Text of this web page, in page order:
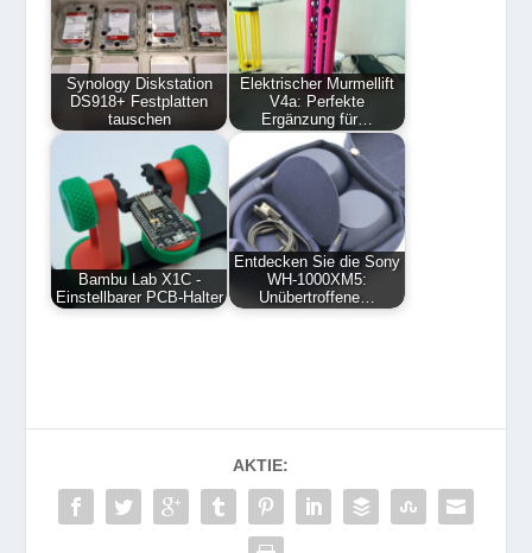
Synology Diskstation
DS918+ Festplatten
tauschen
Elektrischer Murmellift
V4a: Perfekte
Ergänzung für…
Bambu Lab X1C -
Einstellbarer PCB-Halter
Entdecken Sie die Sony
WH-1000XM5:
Unübertroffene…
AKTIE: